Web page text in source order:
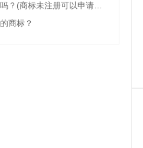
没有注册的商标受法律的保护吗？(商标未注册可以申请保护吗)
商标？